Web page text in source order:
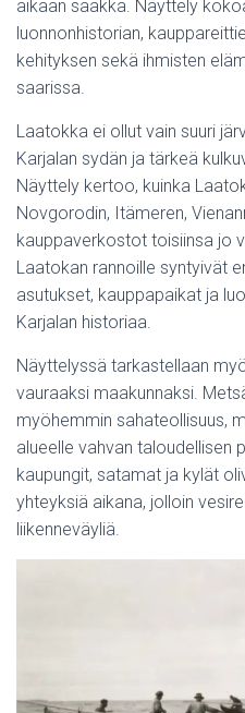
aikaan saakka. Näyttely
luonnonhistorian,
kehityksen sekä ihmisten
saarissa.
Laatokka ei ollut vain suuri
Karjalan sydän ja tärkeä
Näyttely kertoo, kuinka
Novgorodin, Itämeren,
kauppaverkostot toisiinsa jo
Laatokan rannoille syntyivät
asutukset, kauppapaikat ja
Karjalan historiaa.
Näyttelyssä tarkastellaan
vauraaksi maakunnaksi.
myöhemmin sahateollisuus,
alueelle vahvan taloudellisen
kaupungit, satamat ja kylät
yhteyksiä aikana, jolloin
liikenneväyliä.